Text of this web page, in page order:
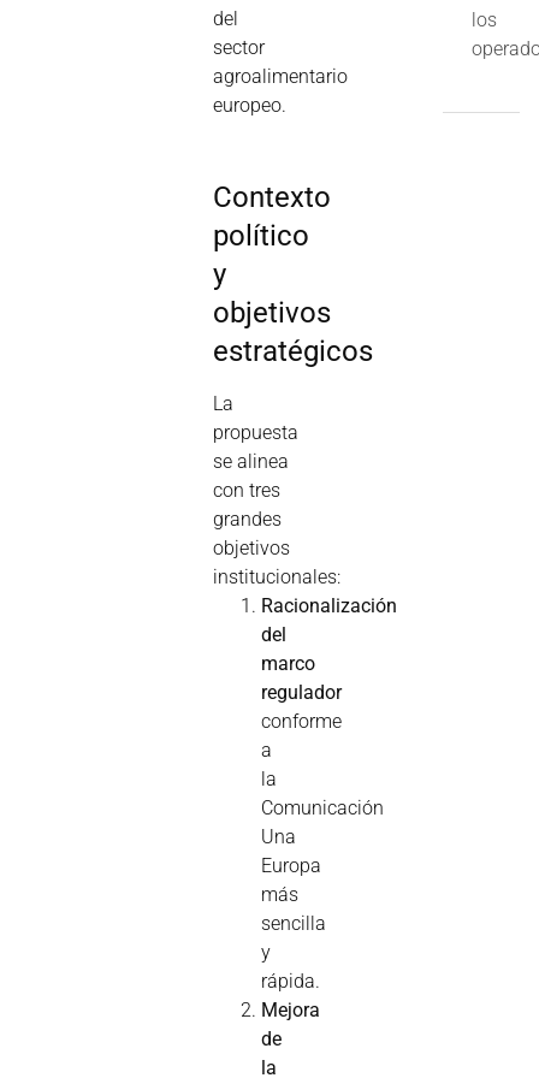
del
sector
agroalimentario
europeo.
Contexto
político
y
objetivos
estratégicos
La
propuesta
se alinea
con tres
grandes
objetivos
institucionales:
Racionalización
del
marco
regulador
conforme
a
la
Comunicación
Una
Europa
más
sencilla
y
rápida.
Mejora
de
la
los